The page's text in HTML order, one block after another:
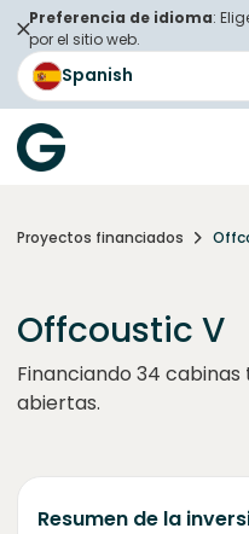
Preferencia de idioma:
por el sitio web.
Spanish
Proyectos financiados
Offcoustic V
Financiando 34
abiertas.
Resumen de la